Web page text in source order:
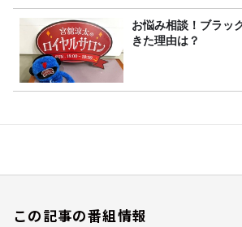
お悩み相談！ブラッ
きた理由は？
この記事の番組情報